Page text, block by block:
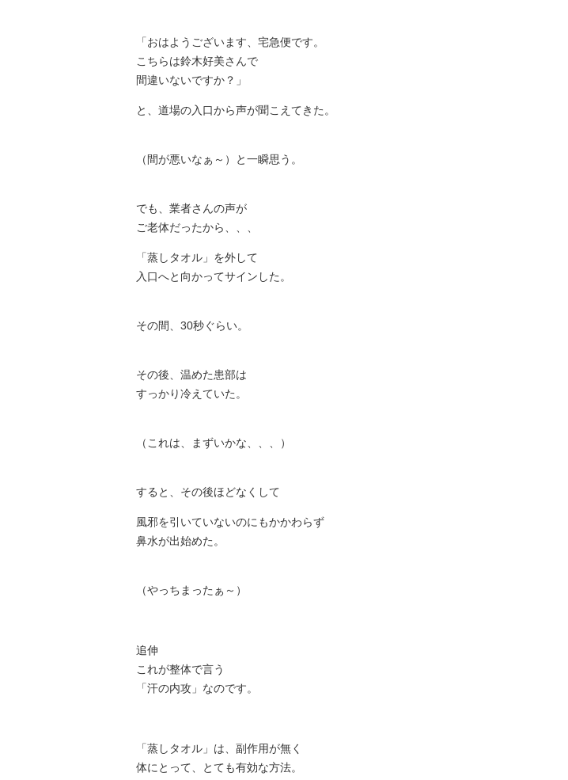
「おはようございます、宅急便です。
こちらは鈴木好美さんで
間違いないですか？」
と、道場の入口から声が聞こえてきた。
（間が悪いなぁ～）と一瞬思う。
でも、業者さんの声が
ご老体だったから、、、
「蒸しタオル」を外して
入口へと向かってサインした。
その間、30秒ぐらい。
その後、温めた患部は
すっかり冷えていた。
（これは、まずいかな、、、）
すると、その後ほどなくして
風邪を引いていないのにもかかわらず
鼻水が出始めた。
（やっちまったぁ～）
追伸
これが整体で言う
「汗の内攻」なのです。
「蒸しタオル」は、副作用が無く
体にとって、とても有効な方法。